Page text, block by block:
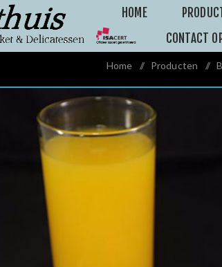
HOME
CONTACT
Home / Producten /